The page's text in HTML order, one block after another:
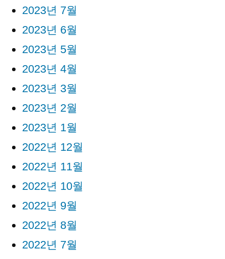
2023년 7월
2023년 6월
2023년 5월
2023년 4월
2023년 3월
2023년 2월
2023년 1월
2022년 12월
2022년 11월
2022년 10월
2022년 9월
2022년 8월
2022년 7월